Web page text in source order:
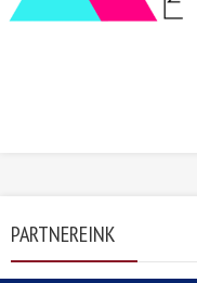
PARTNEREINK